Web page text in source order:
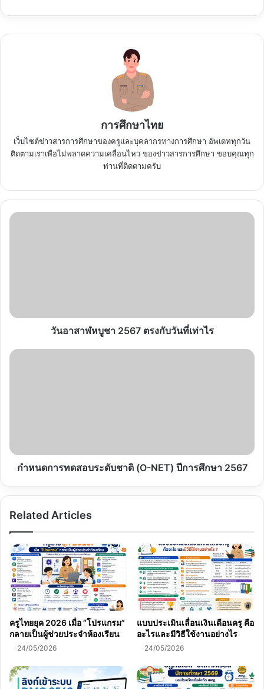
การศึกษาไทย
เว็บไซต์ข่าวสารการศึกษาของครูและบุคลากรทางการศึกษา อัพเดททุกวัน
ติดตามเราเพื่อไม่พลาดความเคลื่อนไหว ของข่าวสารการศึกษา ขอบคุณทุก
ท่านที่ติดตามครับ
วัน
วันอาสาฬหบูชา 2567 ตรงกับวันที่เท่าไร
กำหนดการ
ศึกษา
2567
กำหนดการทดสอบระดับชาติ (O-NET) ปีการศึกษา 2567
Related Articles
ครูไทยยุค 2026 เมื่อ “โปรแกรม”
กลายเป็นผู้ช่วยประจำห้องเรียน
24/05/2026
แบบประเมินเลื่อนเงินเดือนครู คือ
อะไรและมีวิธีใช้งานอย่างไร
24/05/2026